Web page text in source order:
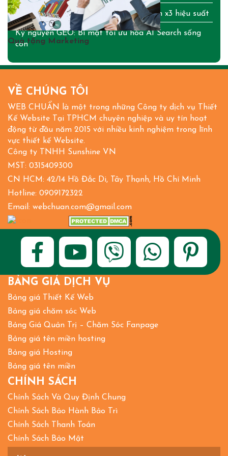
OpenClaw AI: Bí mật tạo trợ lý cá nhân x3 hiệu suất
Kỷ nguyên GEO: Bí mật tối ưu hóa AI Search sống
còn
Quà tặng Marketing
VỀ CHÚNG TÔI
WEB CHUẨN là một trong những Công ty dịch vụ Thiết
Kế Website Tại TPHCM chuyên nghiệp và uy tín hoạt
động từ đầu năm 2015 với nhiều kinh nghiệm trong lĩnh
vực thiết kế Website.
Công ty TNHH Sunshine VN
MST: 0315409300
CN HCM: 42/14 Hồ Đắc Di, Tây Thạnh, Hồ Chí Minh
Hotline: 0909172322
Email: webchuan.com@gmail.com
BẢNG GIÁ DỊCH VỤ
Bảng giá Thiết Kế Web
Bảng giá chăm sóc Web
Bảng Giá Quản Trị – Chăm Sóc Fanpage
Bảng giá tên miền hosting
Bảng giá Hosting
Bảng giá tên miền
CHÍNH SÁCH
Chính Sách Và Quy Định Chung
Chính Sách Bảo Hành Bảo Trì
Chính Sách Thanh Toán
Chính Sách Bảo Mật